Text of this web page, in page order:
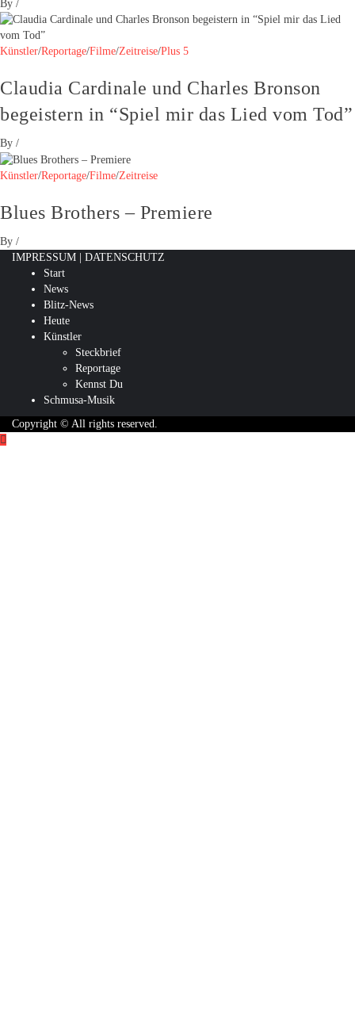
By /
Künstler/Reportage/Filme/Zeitreise/Plus 5
Claudia Cardinale und Charles Bronson
begeistern in “Spiel mir das Lied vom Tod”
By /
Künstler/Reportage/Filme/Zeitreise
Blues Brothers – Premiere
By /
IMPRESSUM
DATENSCHUTZ
Start
News
Blitz-News
Heute
Künstler
Steckbrief
Reportage
Kennst Du
Schmusa-Musik
Copyright © All rights reserved.